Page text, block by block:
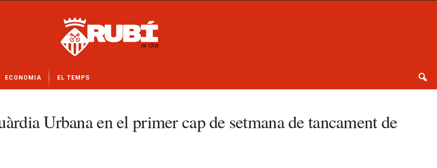
ECONOMIA EL TEMPS
Urbana en el primer cap de setmana de tancament de